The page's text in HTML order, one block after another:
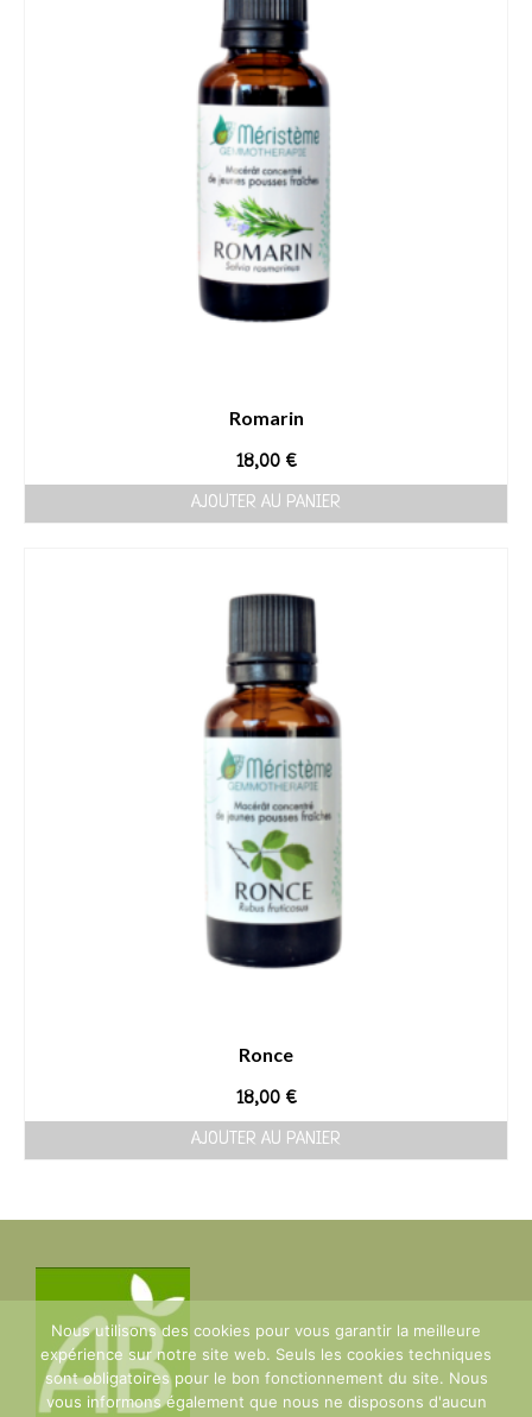
Romarin
18,00 €
AJOUTER AU PANIER
Ronce
18,00 €
AJOUTER AU PANIER
Nous utilisons des cookies pour vous garantir la meilleure
expérience sur notre site web. Seuls les cookies techniques
sont obligatoires pour le bon fonctionnement du site. Nous
vous informons également que nous ne disposons d'aucun